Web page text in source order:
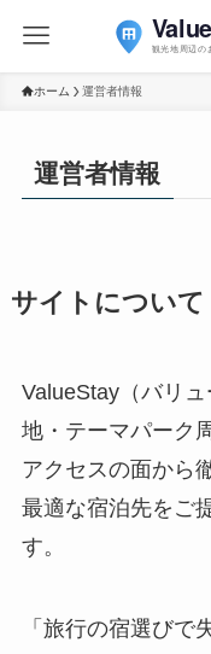
ホーム 運営者情報
運営者情報
サイトについて
ValueStay（バリ
地・テーマパーク
アクセスの面から
最適な宿泊先をご
す。
「旅行の宿選びで